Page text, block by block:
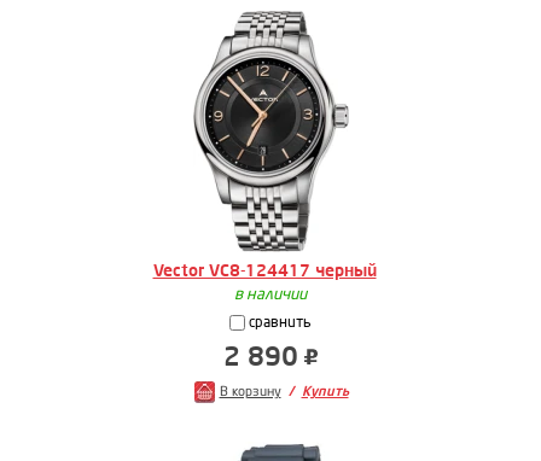
Vector VC8-124417 черный
в наличии
сравнить
2 890
В корзину Купить